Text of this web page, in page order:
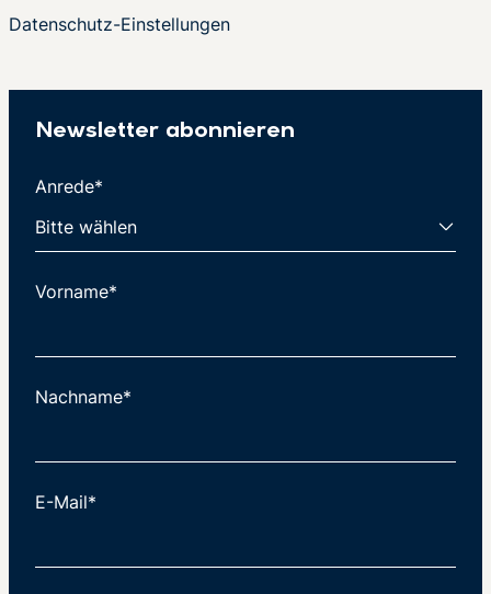
Datenschutz-Einstellungen
Newsletter abonnieren
Anrede*
Vorname*
Nachname*
E-Mail*